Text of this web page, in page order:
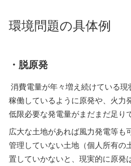
環境問題の具体例
・脱原発
消費電量が年々増え続けている
稼働しているように原発や、火力
低限必要な発電量がまだまだ足り
広大な土地があれば風力発電等も
管理していない土地（個人所有の
置していかないと、現実的に原発